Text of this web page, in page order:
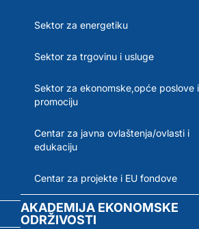
Sektor za energetiku
Sektor za trgovinu i usluge
Sektor za ekonomske,opće poslove i
promociju
Centar za javna ovlaštenja/ovlasti i
edukaciju
Centar za projekte i EU fondove
AKADEMIJA EKONOMSKE
ODRŽIVOSTI